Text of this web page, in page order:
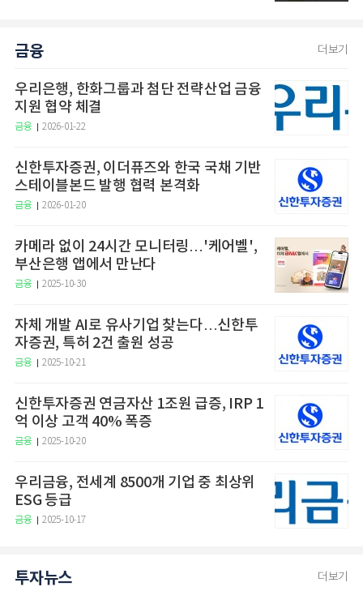
금융 더보기
우리은행, 한화그룹과 첨단 전략산업 금융
지원 협약 체결
금융 2026-01-22
신한투자증권, 이더퓨즈와 한국 국채 기반
스테이블본드 발행 협력 본격화
금융 2026-01-20
카메라 없이 24시간 모니터링…'케어벨',
부산은행 앱에서 만난다
금융 2025-10-30
자체 개발 AI로 유사기업 찾는다…신한투
자증권, 특허 2건 출원 성공
금융 2025-10-21
신한투자증권 연금자산 1조원 급증, IRP 1
억 이상 고객 40% 폭증
금융 2025-10-20
우리금융, 전세계 8500개 기업 중 최상위
ESG 등급
금융 2025-10-17
투자뉴스 더보기